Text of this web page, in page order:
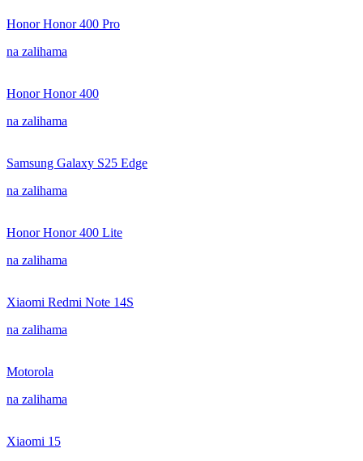
Honor Honor 400 Pro
na zalihama
Honor Honor 400
na zalihama
Samsung Galaxy S25 Edge
na zalihama
Honor Honor 400 Lite
na zalihama
Xiaomi Redmi Note 14S
na zalihama
Motorola
na zalihama
Xiaomi 15